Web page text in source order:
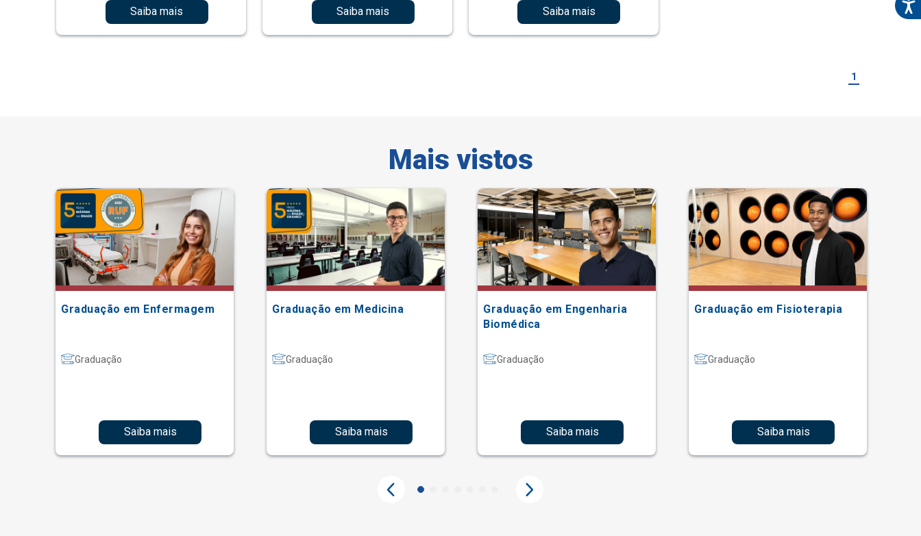
Saiba mais Saiba mais Saiba mais
1
Mais vistos
Graduação em Enfermagem
Graduação
Saiba mais
Graduação em Medicina
Graduação
Saiba mais
Graduação em Engenharia
Biomédica
Graduação
Saiba mais
Graduação em Fisioterapia
Graduação
Saiba mais